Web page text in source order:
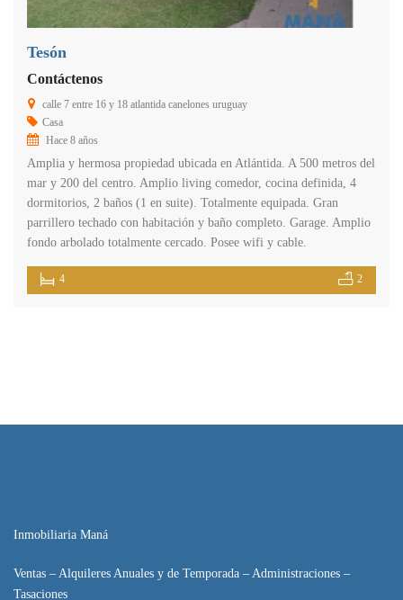
Tesón
Contáctenos
calle 7 entre 16 y 18 atlantida canelones uruguay
Casa
Hace 8 años
Amplia y hermosa propiedad ubicada en Atlántida. A 500 metros del
mar y 200 del centro. Amplio living comedor, cocina definida, 4
dormitorios, 2 baños (1 en suite). Totalmente equipada. Gran
parrillero techado con habitación y baño completo. Garage. Amplio
fondo arbolado totalmente cercado. Posee wifi y cable.
4 2
Inmobiliaria Maná
Ventas – Alquileres Anuales y de Temporada – Administraciones –
Tasaciones